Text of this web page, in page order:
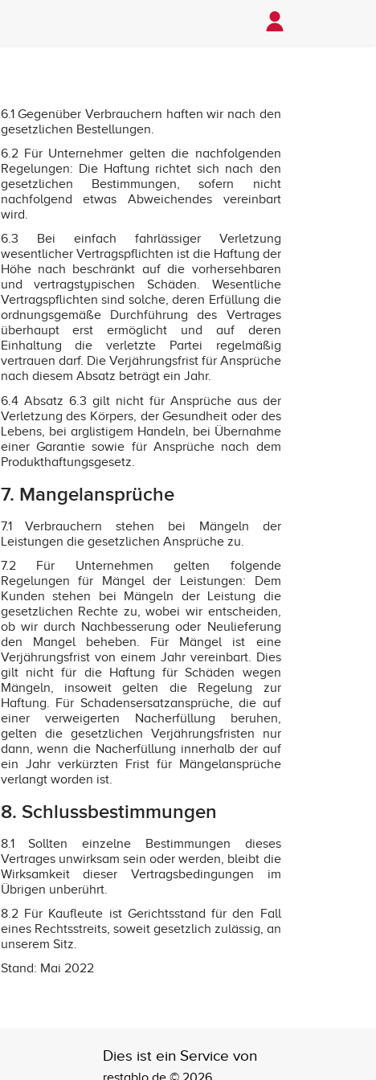
6.1 Gegenüber Verbrauchern haften wir nach den
gesetzlichen Bestellungen.
6.2 Für Unternehmer gelten die nachfolgenden
Regelungen: Die Haftung richtet sich nach den
gesetzlichen Bestimmungen, sofern nicht
nachfolgend etwas Abweichendes vereinbart
wird.
6.3 Bei einfach fahrlässiger Verletzung
wesentlicher Vertragspflichten ist die Haftung der
Höhe nach beschränkt auf die vorhersehbaren
und vertragstypischen Schäden. Wesentliche
Vertragspflichten sind solche, deren Erfüllung die
ordnungsgemäße Durchführung des Vertrages
überhaupt erst ermöglicht und auf deren
Einhaltung die verletzte Partei regelmäßig
vertrauen darf. Die Verjährungsfrist für Ansprüche
nach diesem Absatz beträgt ein Jahr.
6.4 Absatz 6.3 gilt nicht für Ansprüche aus der
Verletzung des Körpers, der Gesundheit oder des
Lebens, bei arglistigem Handeln, bei Übernahme
einer Garantie sowie für Ansprüche nach dem
Produkthaftungsgesetz.
7. Mangelansprüche
7.1 Verbrauchern stehen bei Mängeln der
Leistungen die gesetzlichen Ansprüche zu.
7.2 Für Unternehmen gelten folgende
Regelungen für Mängel der Leistungen: Dem
Kunden stehen bei Mängeln der Leistung die
gesetzlichen Rechte zu, wobei wir entscheiden,
ob wir durch Nachbesserung oder Neulieferung
den Mangel beheben. Für Mängel ist eine
Verjährungsfrist von einem Jahr vereinbart. Dies
gilt nicht für die Haftung für Schäden wegen
Mängeln, insoweit gelten die Regelung zur
Haftung. Für Schadensersatzansprüche, die auf
einer verweigerten Nacherfüllung beruhen,
gelten die gesetzlichen Verjährungsfristen nur
dann, wenn die Nacherfüllung innerhalb der auf
ein Jahr verkürzten Frist für Mängelansprüche
verlangt worden ist.
8. Schlussbestimmungen
8.1 Sollten einzelne Bestimmungen dieses
Vertrages unwirksam sein oder werden, bleibt die
Wirksamkeit dieser Vertragsbedingungen im
Übrigen unberührt.
8.2 Für Kaufleute ist Gerichtsstand für den Fall
eines Rechtsstreits, soweit gesetzlich zulässig, an
unserem Sitz.
Stand: Mai 2022
Dies ist ein Service von